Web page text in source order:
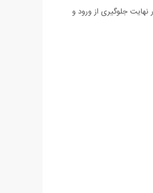
جلوگیری از ورود و